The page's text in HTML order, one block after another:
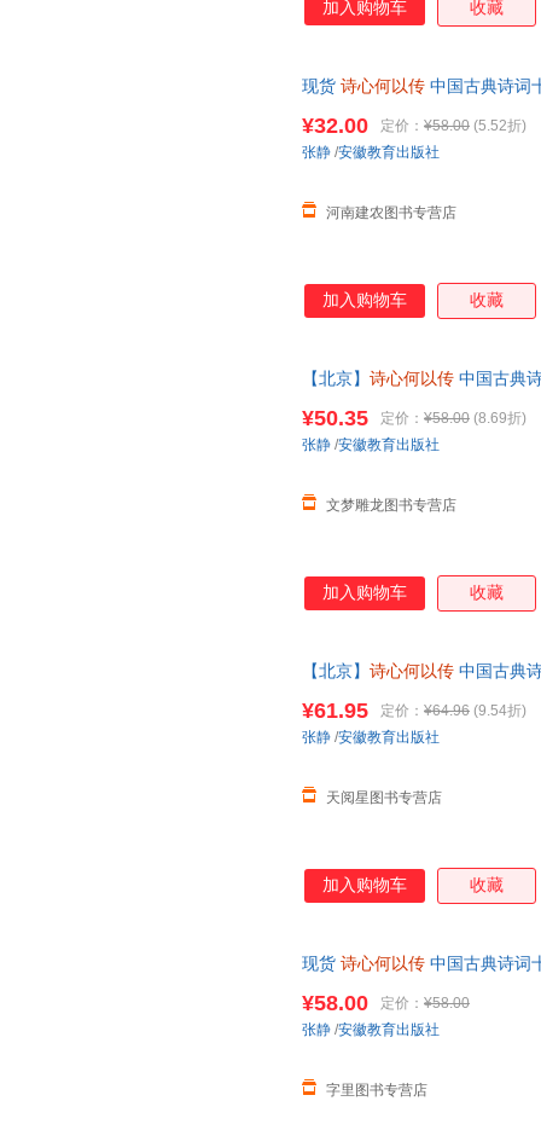
加入购物车 收藏
现货 诗心何以传 中国古典诗词
¥32.00 定价： ¥58.00 (5.52折)
河南建农图书专营店
张静 /安徽教育出版社
加入购物车 收藏
【北京】 诗心何以传 中国古典
拍
¥50.35 定价： ¥58.00 (8.69折)
文梦雕龙图书专营店
张静 /安徽教育出版社
加入购物车 收藏
【北京】 诗心何以传 中国古典
¥61.95 定价： ¥64.96 (9.54折)
天阅星图书专营店
张静 /安徽教育出版社
加入购物车 收藏
现货 诗心何以传 中国古典诗词
¥58.00 定价： ¥58.00
字里图书专营店
张静 /安徽教育出版社